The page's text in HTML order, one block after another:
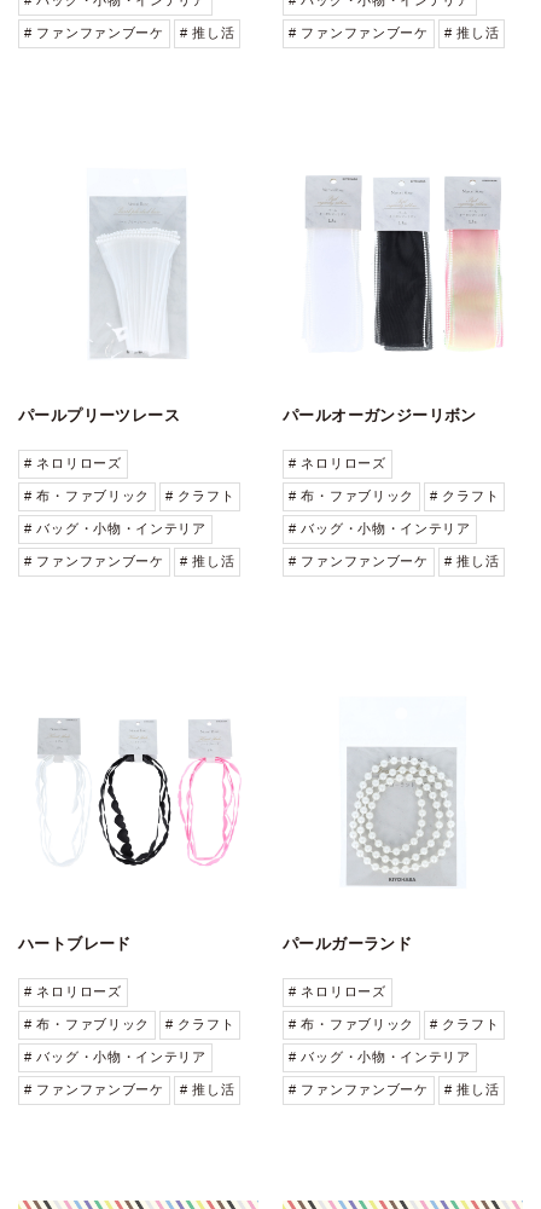
# ファンファンブーケ # 推し活 # ファンファンブーケ # 推し活
パールプリーツレース
# ネロリローズ
# 布・ファブリック # クラフト
# バッグ・小物・インテリア
# ファンファンブーケ # 推し活
パールオーガンジーリボン
# ネロリローズ
# 布・ファブリック # クラフト
# バッグ・小物・インテリア
# ファンファンブーケ # 推し活
ハートブレード
# ネロリローズ
# 布・ファブリック # クラフト
# バッグ・小物・インテリア
# ファンファンブーケ # 推し活
パールガーランド
# ネロリローズ
# 布・ファブリック # クラフト
# バッグ・小物・インテリア
# ファンファンブーケ # 推し活